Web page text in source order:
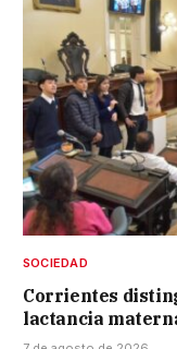
SOCIEDAD
Corrientes
lactancia